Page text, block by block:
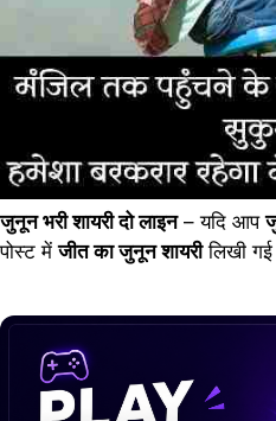
जुनून भरी शायरी दो लाइन– यदि आप
पोस्ट मेंजीत का जुनून शायरीलिखी गई